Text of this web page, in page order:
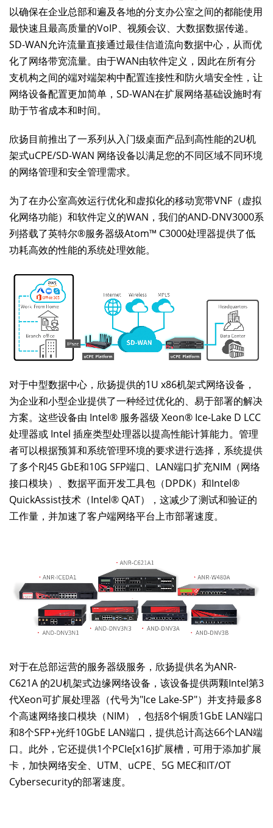
以确保在企业总部和遍及各地的分支办公室之间的都能使用
最快速且最高质量的VoIP、视频会议、大数据数据传递。
SD-WAN允许流量直接通过最佳信道流向数据中心，从而优
化了网络带宽流量。由于WAN由软件定义，因此在所有分
支机构之间的端对端架构中配置连接性和防火墙安全性，让
网络设备配置更加简单，SD-WAN在扩展网络基础设施时有
助于节省成本和时间。
欣扬目前推出了一系列从入门级桌面产品到高性能的2U机
架式uCPE/SD-WAN 网络设备以满足您的不同区域不同环境
的网络管理和安全管理需求。
为了在办公室高效运行优化和虚拟化的移动宽带VNF（虚拟
化网络功能）和软件定义的WAN，我们的AND-DNV3000系
列搭载了英特尔®服务器级Atom™ C3000处理器提供了低
功耗高效的性能的系统处理效能。
对于中型数据中心，欣扬提供的1U x86机架式网络设备，
为企业和小型企业提供了一种经过优化的、易于部署的解决
方案。这些设备由 Intel® 服务器级 Xeon® Ice-Lake D LCC
处理器或 Intel 插座类型处理器以提高性能计算能力。管理
者可以根据预算和系统管理环境的要求进行选择，系统提供
了多个RJ45 GbE和10G SFP端口、LAN端口扩充NIM（网络
接口模块）、数据平面开发工具包（DPDK）和Intel®
QuickAssist技术（Intel® QAT），这减少了测试和验证的
工作量，并加速了客户端网络平台上市部署速度。
对于在总部运营的服务器级服务，欣扬提供名为ANR-
C621A 的2U机架式边缘网络设备，该设备提供两颗Intel第3
代Xeon可扩展处理器（代号为"Ice Lake-SP"）并支持最多8
个高速网络接口模块（NIM），包括8个铜质1GbE LAN端口
和8个SFP+光纤10GbE LAN端口，提供总计高达66个LAN端
口。此外，它还提供1个PCIe[x16]扩展槽，可用于添加扩展
卡，加快网络安全、UTM、uCPE、5G MEC和IT/OT
Cybersecurity的部署速度。